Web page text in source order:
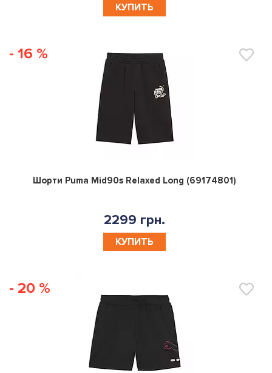
КУПИТЬ
- 16 %
0
Шорти Puma Mid90s Relaxed Long (69174801)
2299 грн.
КУПИТЬ
- 20 %